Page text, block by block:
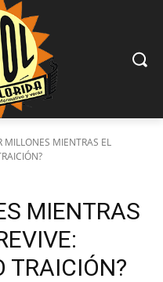
MILLONES MIENTRAS EL
MIENTRAS
TRAICIÓN?